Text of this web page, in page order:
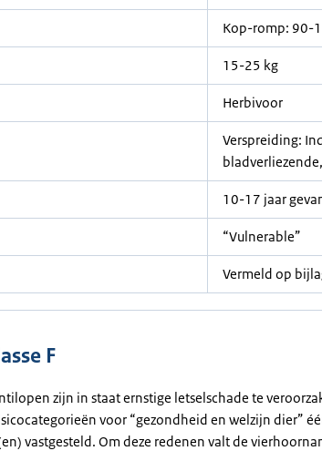
Kop-romp: 90-
15-25 kg
Herbivoor
Verspreiding:
10-17 jaar
“Vulnerable”
Vermeld op
F
zijn in staat ernstige letselschade te
voor “gezondheid en welzijn dier”
vastgesteld. Om deze redenen valt de